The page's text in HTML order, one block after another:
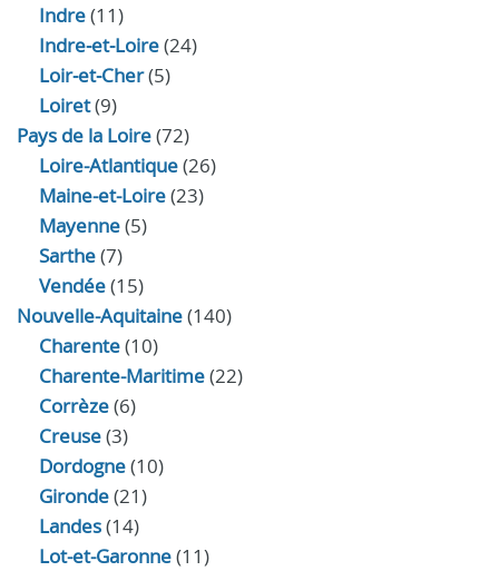
Indre(11)
Indre‑et‑Loire(24)
Loir‑et‑Cher(5)
Loiret(9)
Pays de la Loire(72)
Loire-Atlantique(26)
Maine-et-Loire(23)
Mayenne(5)
Sarthe(7)
Vendée(15)
Nouvelle-Aquitaine(140)
Charente(10)
Charente-Maritime(22)
Corrèze(6)
Creuse(3)
Dordogne(10)
Gironde(21)
Landes(14)
Lot-et-Garonne(11)